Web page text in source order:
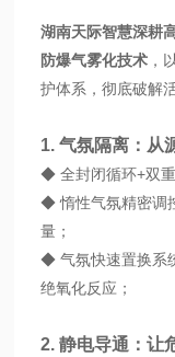
湖南天际智慧深耕
防爆气雾化技术 ，
护体系，彻底破解
1. 气氛隔离：从
◆ 全封闭循环+双
◆ 惰性气氛精密调
量；
◆ 气氛快速置换系
绝氧化反应；
2. 静电导通：让